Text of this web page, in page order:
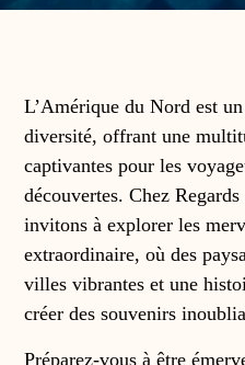
L’Amérique du Nord est
diversité, offrant une
captivantes pour les
découvertes. Chez
invitons à explorer les
extraordinaire, où des
villes vibrantes et une
créer des souvenirs
Préparez-vous à être